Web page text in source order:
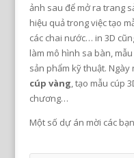
ảnh sau để mở ra trang
hiệu quả trong việc tạo
các chai nước… in 3D
làm mô hình sa bàn,
sản phẩm kỹ thuật.
cúp vàng, tạo mẫu cúp
chương…
Một số dự án mời các